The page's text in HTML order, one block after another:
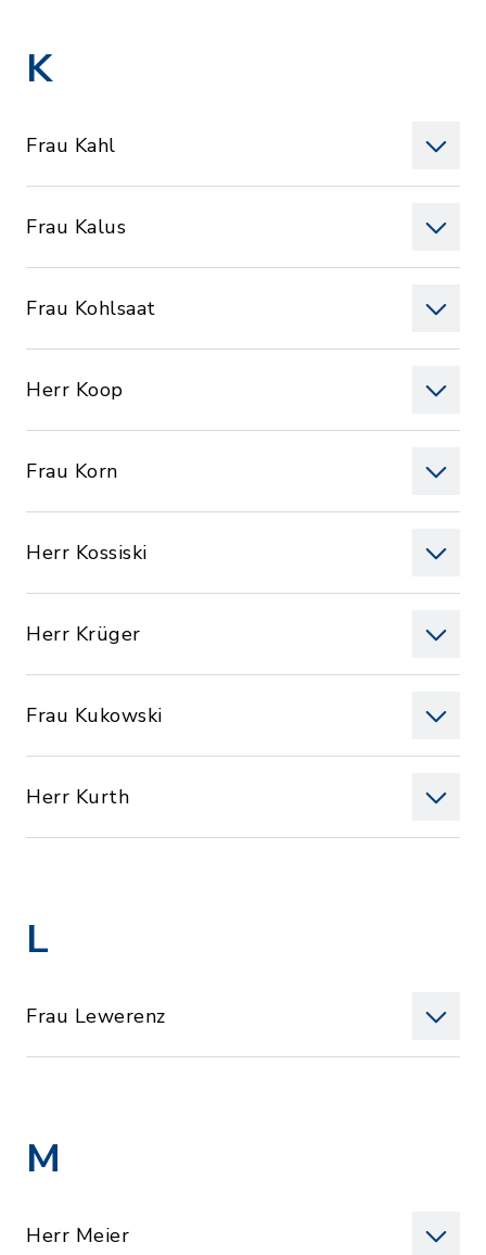
K
Frau Kahl
Frau Kalus
Frau Kohlsaat
Herr Koop
Frau Korn
Herr Kossiski
Herr Krüger
Frau Kukowski
Herr Kurth
L
Frau Lewerenz
M
Herr Meier